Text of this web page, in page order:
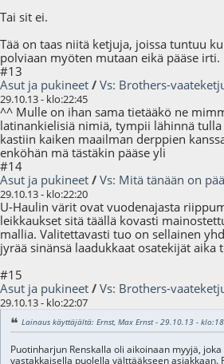
Tai sit ei.
Tää on taas niitä ketjuja, joissa tuntuu
polviaan myöten mutaan eikä pääse irti.
#13
Asut ja pukineet / Vs: Brothers-
29.10.13 - klo:22:45
^^ Mulle on ihan sama tietääkö ne
latinankielisiä nimiä, tympii lähinnä
kastiin kaiken maailman derppien
enköhän mä tästäkin pääse yli
#14
Asut ja pukineet / Vs: Mitä tänään on
29.10.13 - klo:22:20
U-Haulin värit ovat vuodenajasta
leikkaukset sitä täällä kovasti
mallia. Valitettavasti tuo on sellainen
jyrää sinänsä laadukkaat osatekijät aika
#15
Asut ja pukineet / Vs: Brothers-
29.10.13 - klo:22:07
Lainaus käyttäjältä: Ernst, Max Ernst - 29.10.13 -
Puotinharjun Renskalla oli aikoinaan myyjä,
vastakkaisella puolella välttääkseen asiakkaan.